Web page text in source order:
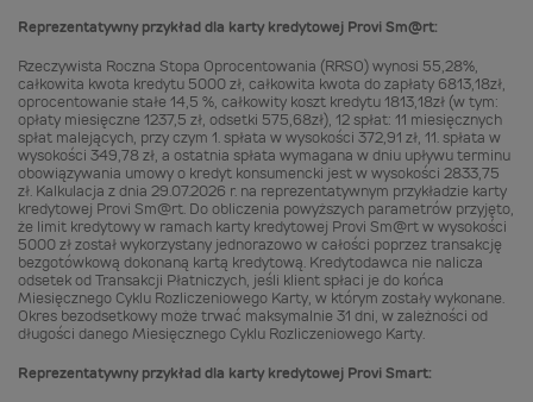
Reprezentatywny przykład dla karty kredytowej Provi Sm@rt:
Rzeczywista Roczna Stopa Oprocentowania (RRSO) wynosi 55,28%,
całkowita kwota kredytu 5000 zł, całkowita kwota do zapłaty 6813,18zł,
oprocentowanie stałe 14,5 %, całkowity koszt kredytu 1813,18zł (w tym:
opłaty miesięczne 1237,5 zł, odsetki 575,68zł), 12 spłat: 11 miesięcznych
spłat malejących, przy czym 1. spłata w wysokości 372,91 zł, 11. spłata w
wysokości 349,78 zł, a ostatnia spłata wymagana w dniu upływu terminu
obowiązywania umowy o kredyt konsumencki jest w wysokości 2833,75
zł. Kalkulacja z dnia 29.07.2026 r. na reprezentatywnym przykładzie karty
kredytowej Provi Sm@rt. Do obliczenia powyższych parametrów przyjęto,
że limit kredytowy w ramach karty kredytowej Provi Sm@rt w wysokości
5000 zł został wykorzystany jednorazowo w całości poprzez transakcję
bezgotówkową dokonaną kartą kredytową. Kredytodawca nie nalicza
odsetek od Transakcji Płatniczych, jeśli klient spłaci je do końca
Miesięcznego Cyklu Rozliczeniowego Karty, w którym zostały wykonane.
Okres bezodsetkowy może trwać maksymalnie 31 dni, w zależności od
długości danego Miesięcznego Cyklu Rozliczeniowego Karty.
Reprezentatywny przykład dla karty kredytowej Provi Smart: